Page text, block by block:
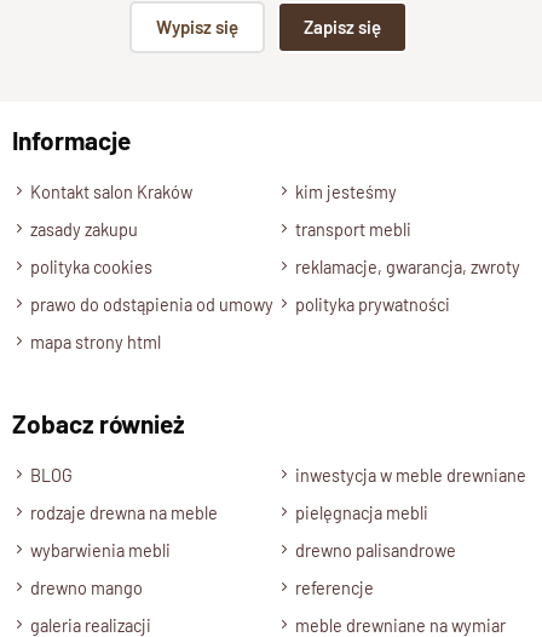
znanego z wyjątkowej trwałości i charakterystycznego
usłojenia.
grube fronty i boki podkreślają solidność konstrukcji,
ekologiczne lakierowanie wodne chroni powierzchnię i
wydobywa naturalny kolor,
Kolorystyka i styl tradycyjnej
komody
naturalnym,
Podpis
Wyślij opinię
Wypisz się Zapisz się
Informacje
Kontakt salon Kraków
kim jesteśmy
zasady zakupu
transport mebli
polityka cookies
reklamacje, gwarancja, zwroty
prawo do odstąpienia od umowy
polityka prywatności
mapa strony html
Zobacz również
BLOG
inwestycja w meble drewniane
rodzaje drewna na meble
pielęgnacja mebli
wybarwienia mebli
drewno palisandrowe
drewno mango
referencje
galeria realizacji
meble drewniane na wymiar